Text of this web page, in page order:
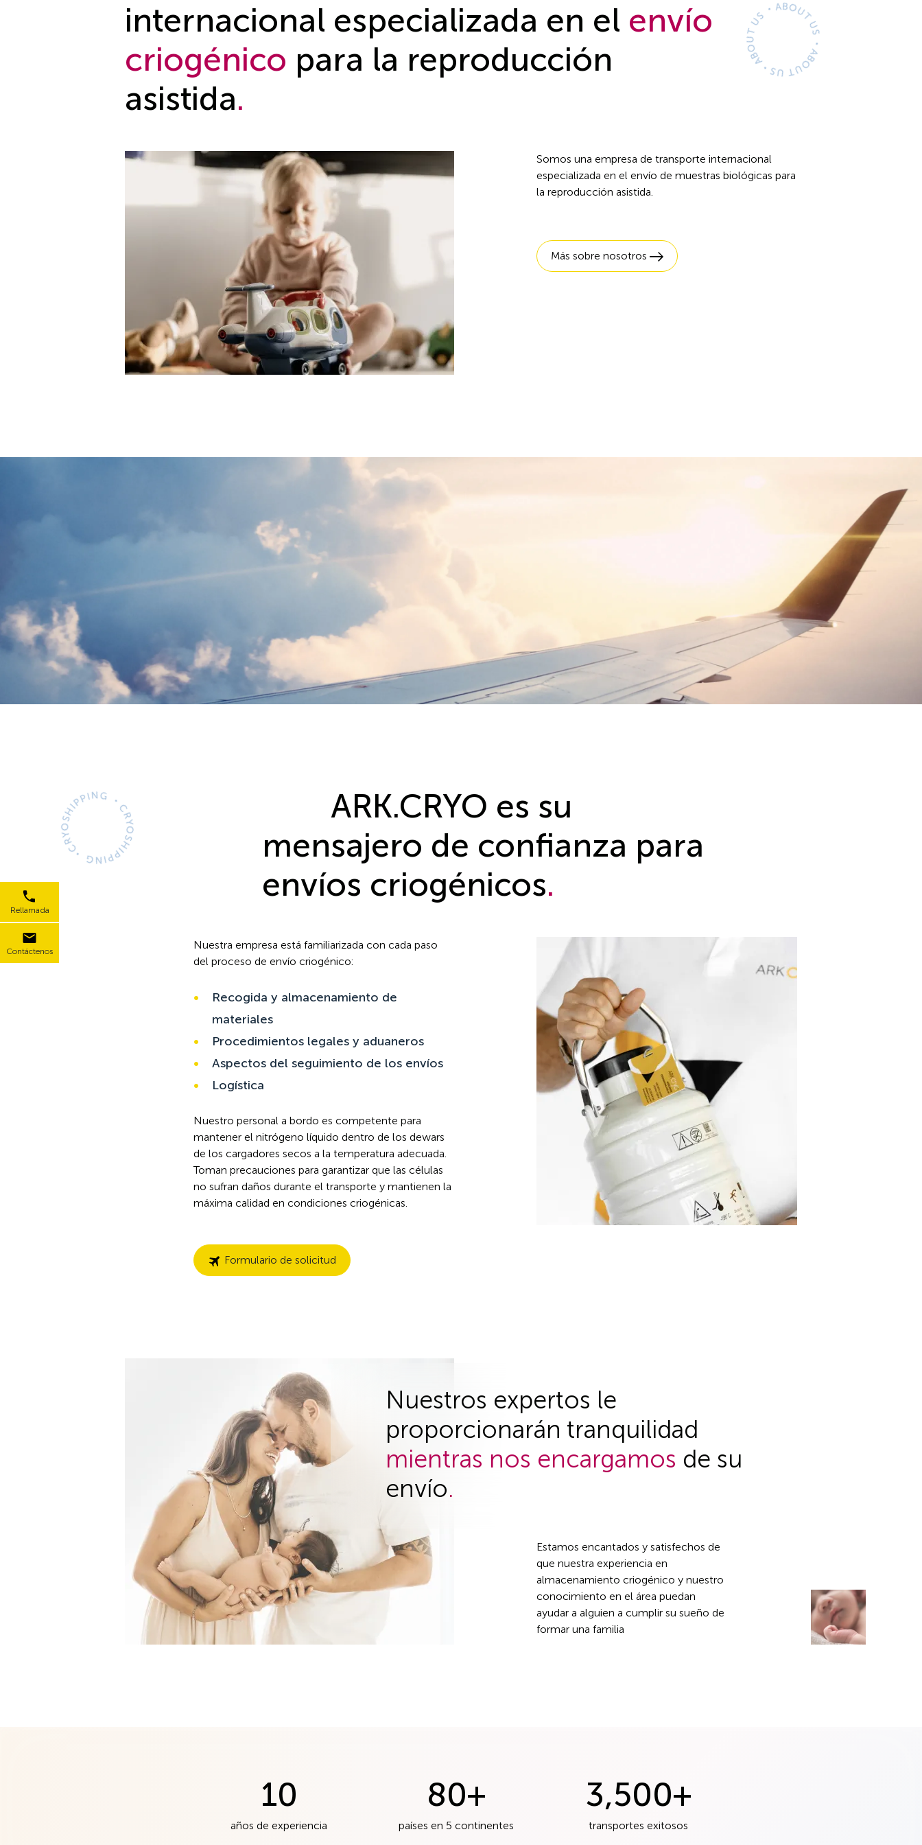
internacional especializada en el envío
criogénico para la reproducción
asistida.
Somos una empresa de transporte internacional
especializada en el envío de muestras biológicas para
la reproducción asistida.
Más sobre nosotros
ARK.CRYO es su
mensajero de confianza para
envíos criogénicos.
Nuestra empresa está familiarizada con cada paso
del proceso de envío criogénico:
Recogida y almacenamiento de
materiales
Procedimientos legales y aduaneros
Aspectos del seguimiento de los envíos
Logística
Nuestro personal a bordo es competente para
mantener el nitrógeno líquido dentro de los dewars
de los cargadores secos a la temperatura adecuada.
Toman precauciones para garantizar que las células
no sufran daños durante el transporte y mantienen la
máxima calidad en condiciones criogénicas.
Formulario de solicitud
Nuestros expertos le
proporcionarán tranquilidad
mientras nos encargamos de su
envío.
Estamos encantados y satisfechos de
que nuestra experiencia en
almacenamiento criogénico y nuestro
conocimiento en el área puedan
ayudar a alguien a cumplir su sueño de
formar una familia
10
años de experiencia
80+
países en 5 continentes
3,500+
transportes exitosos
Rellamada
Contáctenos